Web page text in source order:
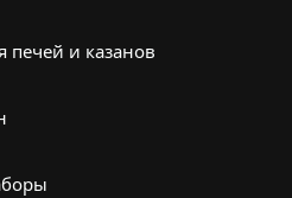
печей и казанов